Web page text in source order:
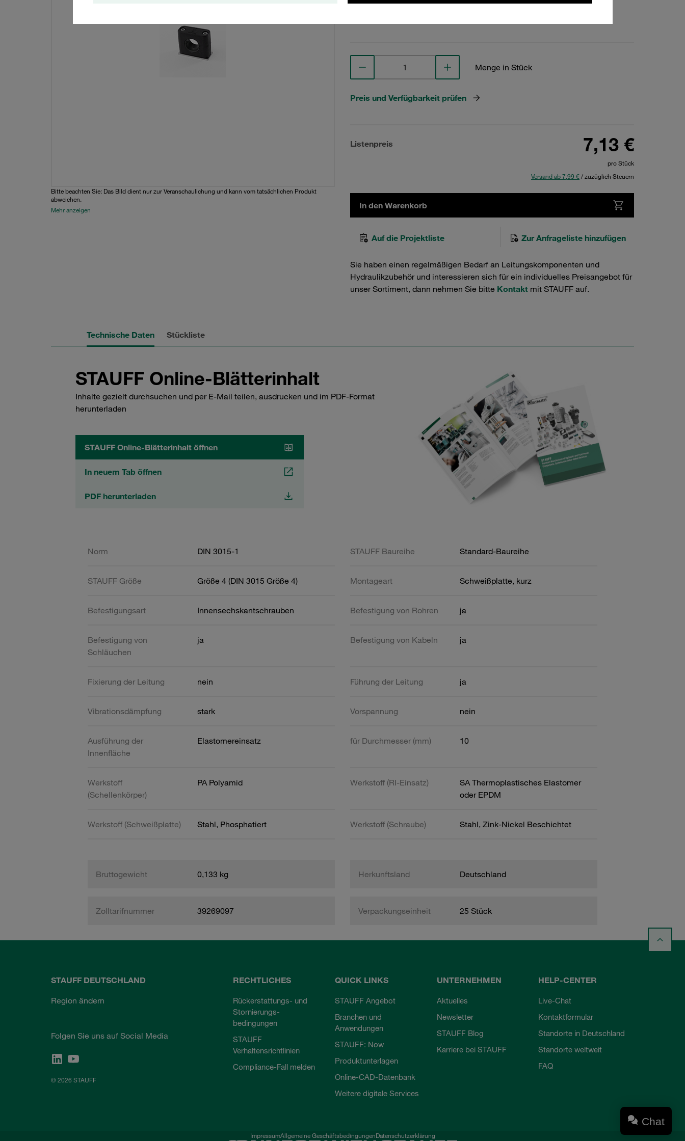
Bitte beachten Sie: Das Bild dient nur zur Veranschaulichung und kann vom tatsächlichen Produkt
abweichen.
Mehr anzeigen
Menge in Stück
Preis und Verfügbarkeit prüfen
Listenpreis 7,13 €
pro Stück
Versand ab 7,99 €/ zuzüglich Steuern
In den Warenkorb
Auf die Projektliste Zur Anfrageliste hinzufügen
Sie haben einen regelmäßigen Bedarf an Leitungskomponenten und
Hydraulikzubehör und interessieren sich für ein individuelles Preisangebot für
unser Sortiment, dann nehmen Sie bitte Kontakt mit STAUFF auf.
Technische Daten Stückliste
STAUFF Online-Blätterinhalt
Inhalte gezielt durchsuchen und per E-Mail teilen, ausdrucken und im PDF-Format
herunterladen
STAUFF Online-Blätterinhalt öffnen
In neuem Tab öffnen
PDF herunterladen
Norm DIN 3015-1 STAUFF Baureihe Standard-Baureihe
STAUFF Größe Größe 4 (DIN 3015 Größe 4) Montageart Schweißplatte, kurz
Befestigungsart Innensechskantschrauben Befestigung von Rohren ja
Befestigung von
Schläuchen
ja Befestigung von Kabeln ja
Fixierung der Leitung nein Führung der Leitung ja
Vibrationsdämpfung stark Vorspannung nein
Ausführung der
Innenfläche
Elastomereinsatz für Durchmesser (mm) 10
Werkstoff
(Schellenkörper)
PA Polyamid Werkstoff (RI-Einsatz)
SA Thermoplastisches Elastomer
oder EPDM
Werkstoff (Schweißplatte) Stahl, Phosphatiert Werkstoff (Schraube) Stahl, Zink-Nickel Beschichtet
Bruttogewicht 0,133 kg Herkunftsland Deutschland
Zolltarifnummer 39269097 Verpackungseinheit 25 Stück
STAUFF DEUTSCHLAND
Region ändern
Folgen Sie uns auf Social Media
© 2026 STAUFF
RECHTLICHES
Rückerstattungs- und
Stornierungs-
bedingungen
STAUFF
Verhaltensrichtlinien
Compliance-Fall melden
QUICK LINKS
STAUFF Angebot
Branchen und
Anwendungen
STAUFF: Now
Produktunterlagen
Online-CAD-Datenbank
Weitere digitale Services
UNTERNEHMEN
Aktuelles
Newsletter
STAUFF Blog
Karriere bei STAUFF
HELP-CENTER
Live-Chat
Kontaktformular
Standorte in Deutschland
Standorte weltweit
FAQ
ImpressumAllgemeine GeschäftsbedingungenDatenschutzerklärung
Chat